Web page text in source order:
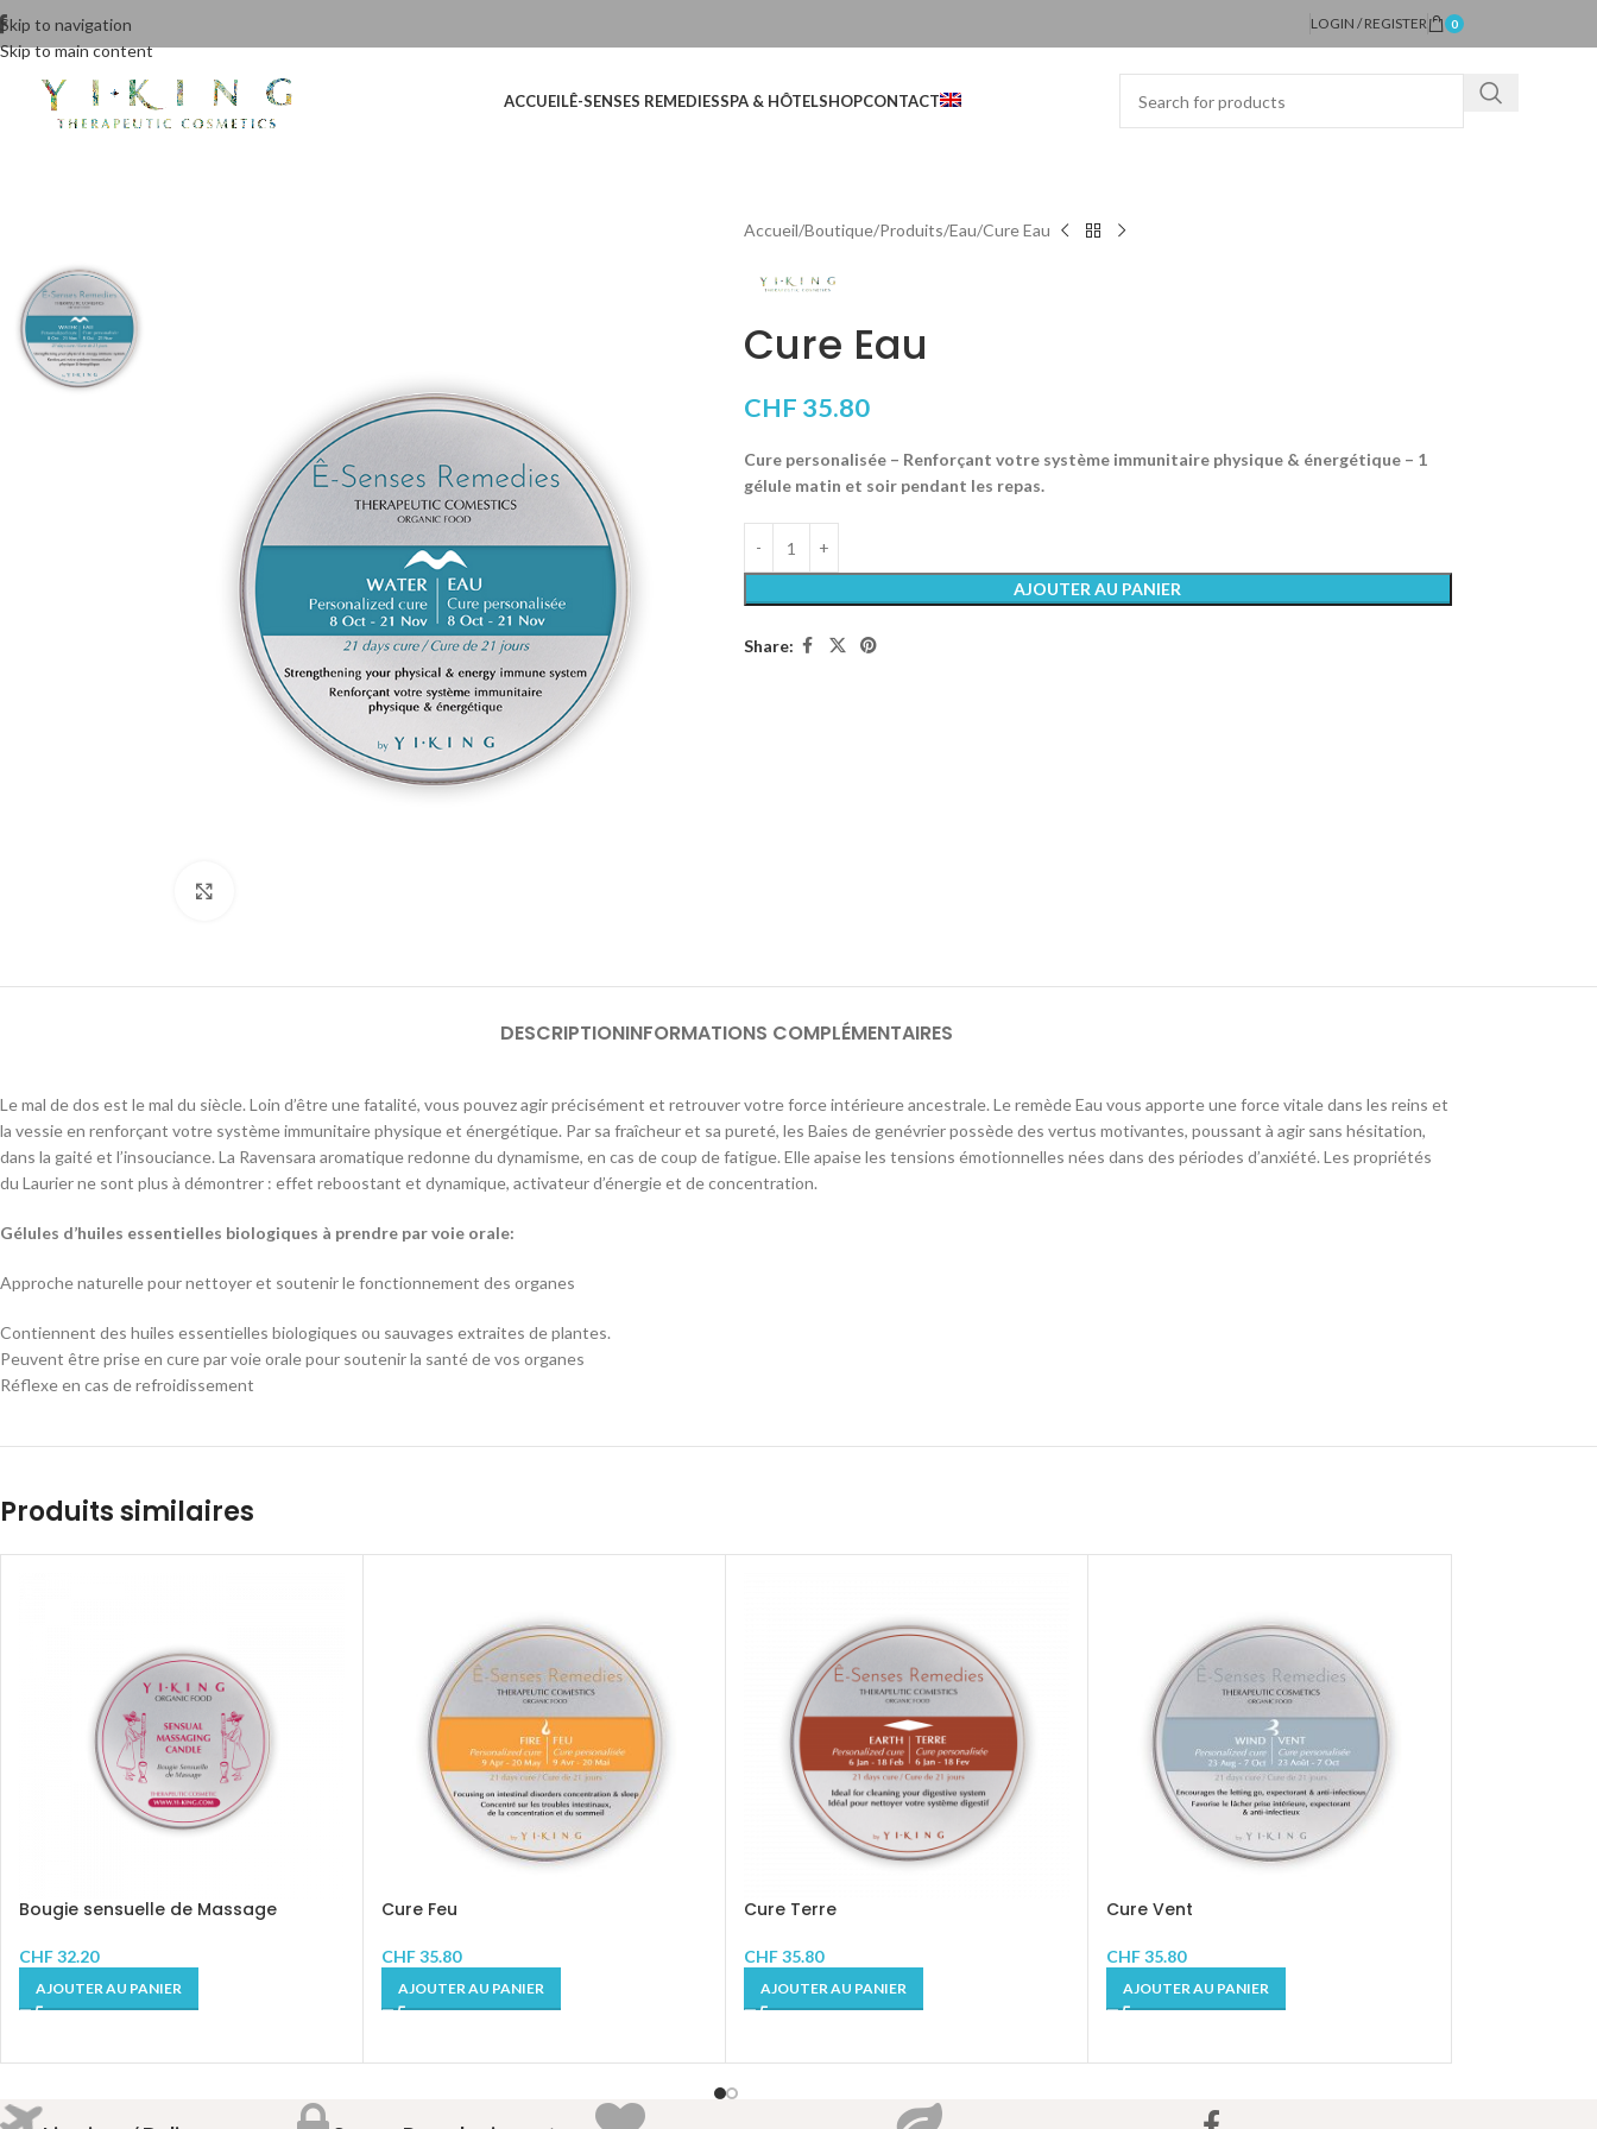
Skip to navigation
Skip to main content
LOGIN / REGISTER 0
ACCUEILÊ-SENSES REMEDIESSPA & HÔTELSHOPCONTACT
Accueil Boutique Produits Eau Cure Eau
Cure Eau
CHF 35.80
Cure personalisée – Renforçant votre système immunitaire physique & énergétique – 1
gélule matin et soir pendant les repas.
AJOUTER AU PANIER
Share:
DESCRIPTIONINFORMATIONS COMPLÉMENTAIRES
Le mal de dos est le mal du siècle. Loin d’être une fatalité, vous pouvez agir précisément et retrouver votre force intérieure ancestrale. Le remède Eau vous apporte une force vitale dans les reins et
la vessie en renforçant votre système immunitaire physique et énergétique. Par sa fraîcheur et sa pureté, les Baies de genévrier possède des vertus motivantes, poussant à agir sans hésitation,
dans la gaité et l’insouciance. La Ravensara aromatique redonne du dynamisme, en cas de coup de fatigue. Elle apaise les tensions émotionnelles nées dans des périodes d’anxiété. Les propriétés
du Laurier ne sont plus à démontrer : effet reboostant et dynamique, activateur d’énergie et de concentration.
Gélules d’huiles essentielles biologiques à prendre par voie orale:
Approche naturelle pour nettoyer et soutenir le fonctionnement des organes
Contiennent des huiles essentielles biologiques ou sauvages extraites de plantes.
Peuvent être prise en cure par voie orale pour soutenir la santé de vos organes
Réflexe en cas de refroidissement
Produits similaires
Bougie sensuelle de Massage
CHF32.20
AJOUTER AU PANIER
Cure Feu
CHF35.80
AJOUTER AU PANIER
Cure Terre
CHF35.80
AJOUTER AU PANIER
Cure Vent
CHF35.80
AJOUTER AU PANIER